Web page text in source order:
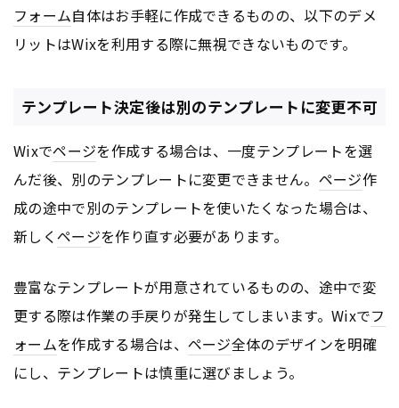
フォーム自体はお手軽に作成できるものの、以下のデメ
リットはWixを利用する際に無視できないものです。
テンプレート決定後は別のテンプレートに変更不可
Wixでページを作成する場合は、一度テンプレートを選
んだ後、別のテンプレートに変更できません。 ページ作
成の途中で別のテンプレートを使いたくなった場合は、
新しく ページを作り直す必要があります。
豊富なテンプレートが用意されているものの、途中で変
更する際は作業の手戻りが発生してしまいます。Wixでフ
ォームを作成する場合は、 ページ全体のデザインを明確
にし、テンプレートは慎重に選びましょう。